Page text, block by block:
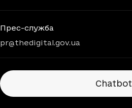
Прес-служба
pr@thedigital.gov.ua
Chatbots
Chatbot